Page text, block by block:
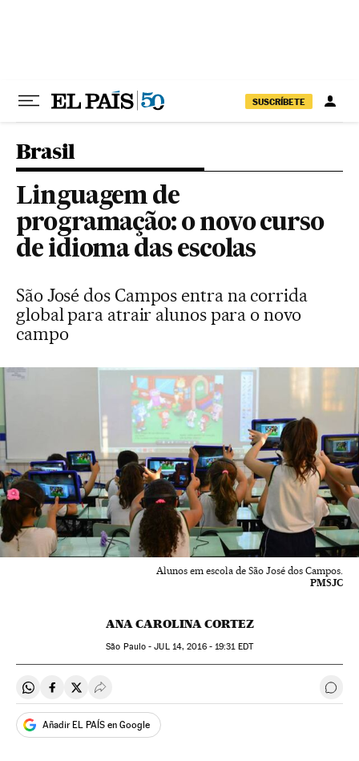
SUSCRÍBETE
Brasil
Linguagem de
programação: o novo curso
de idioma das escolas
São José dos Campos entra na corrida
global para atrair alunos para o novo
campo
Alunos em escola de São José dos Campos.
PMSJC
ANA CAROLINA CORTEZ
São Paulo -JUL14, 2016 - 19:31EDT
Compartir en Whatsapp
Compartir en Facebook
Compartir en Twitter
Desplegar Redes Sociales
Añadir EL PAÍS en Google